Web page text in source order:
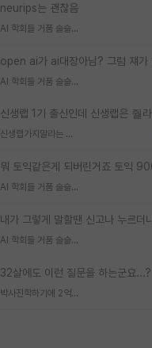
neurips는 괜찮음
AI 학회들 거품 슬슬 지적이 나오네요
AI 학회들 거품 슬슬 지적이 나오네요
신생랩가지말라는 이유가 있었구나
AI 학회들 거품 슬슬 지적이 나오네요
내가 그렇게 말할땐 신고나 누르더니
AI 학회들 거품 슬슬 지적이 나오네요
32살에도 이런 질문을 하는군요...?
박사진학하기에 2억은 괜찮은 (?) 정도의 경제력인가요